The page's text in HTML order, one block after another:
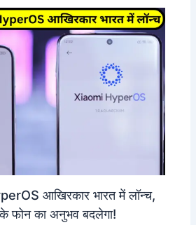
आखिरकार भारत में लॉन्च,
फोन का अनुभव बदलेगा!